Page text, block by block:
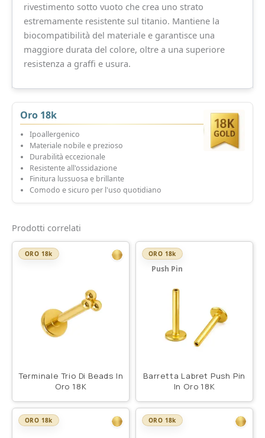
rivestimento sotto vuoto che crea uno strato
estremamente resistente sul titanio. Mantiene la
biocompatibilità del materiale e garantisce una
maggiore durata del colore, oltre a una superiore
resistenza a graffi e usura.
Oro 18k
Ipoallergenico
Materiale nobile e prezioso
Durabilità eccezionale
Resistente all'ossidazione
Finitura lussuosa e brillante
Comodo e sicuro per l'uso quotidiano
Prodotti correlati
ORO 18k
Terminale Trio Di Beads In
Oro 18K
ORO 18k
Push Pin
Barretta Labret Push Pin
In Oro 18K
ORO 18k ORO 18k